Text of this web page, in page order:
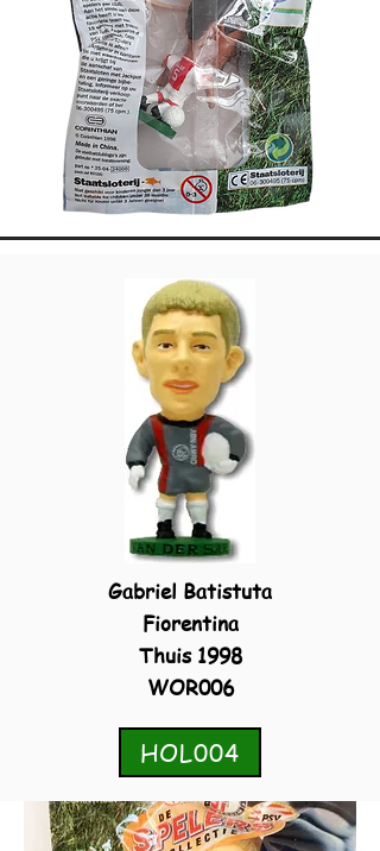
Gabriel Batistuta
Fiorentina
Thuis 1998
WOR006
HOL004